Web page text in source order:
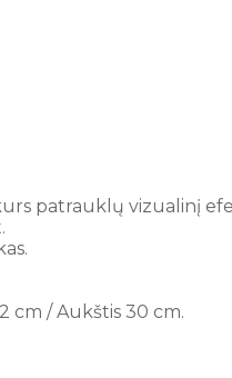
patrauklų vizualinį
cm / Aukštis 30 cm.